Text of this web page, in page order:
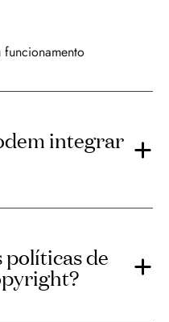
funcionamento
integrar
políticas de